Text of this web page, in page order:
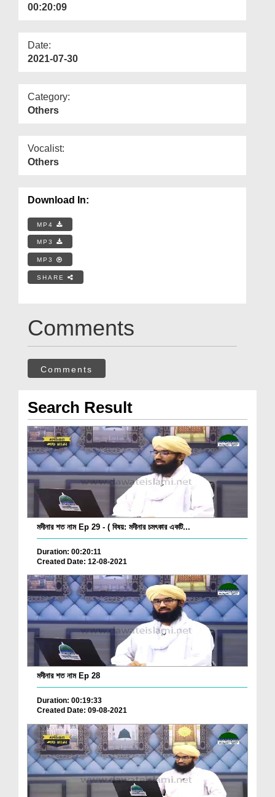
00:20:09
Date:
2021-07-30
Category:
Others
Vocalist:
Others
Download In:
MP4
MP3
MP3
SHARE
Comments
Comments
Search Result
মদীনার শত নাম Ep 29 - ( বিষয়: মদীনার চমৎকার একটি...
Duration: 00:20:11
Created Date: 12-08-2021
মদীনার শত নাম Ep 28
Duration: 00:19:33
Created Date: 09-08-2021